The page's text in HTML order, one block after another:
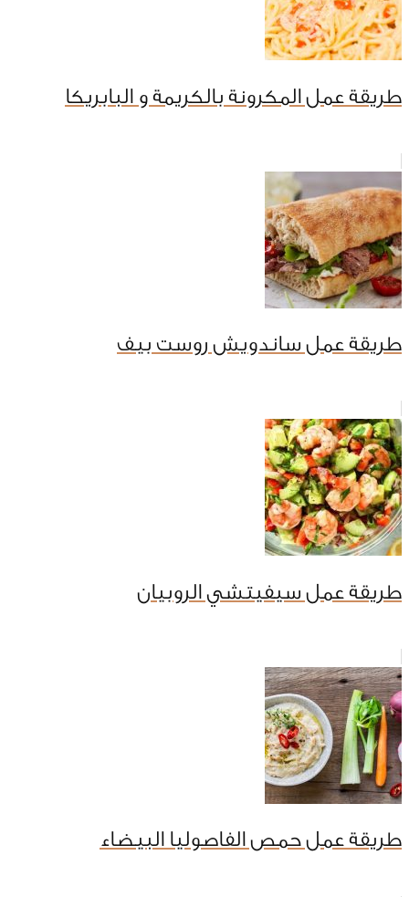
طريقة عمل المكرونة بالكريمة و البابريكا
طريقة عمل ساندويش روست بيف
طريقة عمل سيفيتشي الروبيان
طريقة عمل حمص الفاصوليا البيضاء